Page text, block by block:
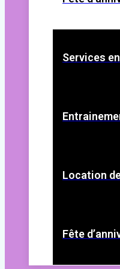
Services
Location
Fête